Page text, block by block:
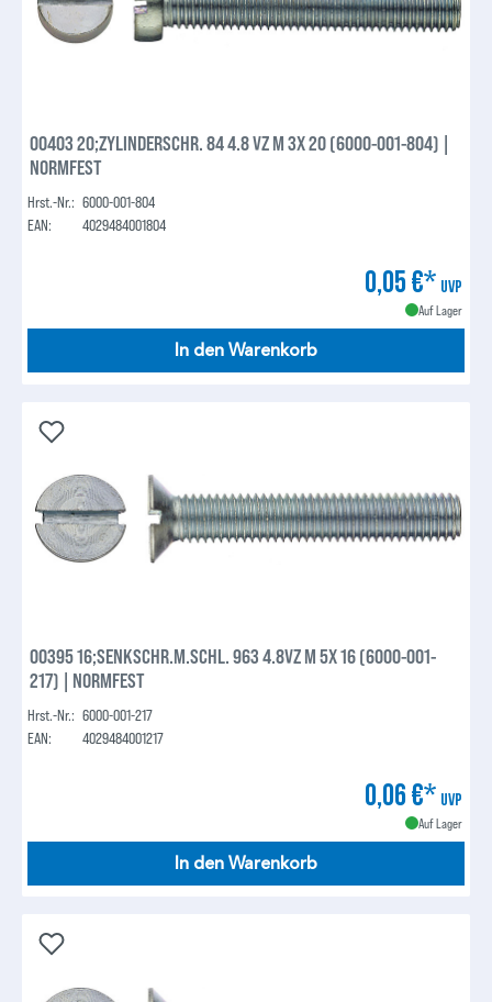
00403 20;ZYLINDERSCHR. 84 4.8 VZ M 3X 20 (6000-001-804) |
NORMFEST
Hrst.-Nr.: 6000-001-804
EAN:
4029484001804
0,05 €* UVP
Auf Lager
In den Warenkorb
00395 16;SENKSCHR.M.SCHL. 963 4.8VZ M 5X 16 (6000-001-
217) | NORMFEST
Hrst.-Nr.: 6000-001-217
EAN:
4029484001217
0,06 €* UVP
Auf Lager
In den Warenkorb